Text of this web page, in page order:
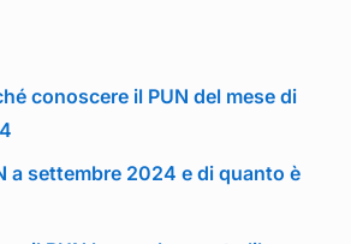
conoscere il PUN del mese di
a settembre 2024 e di quanto è